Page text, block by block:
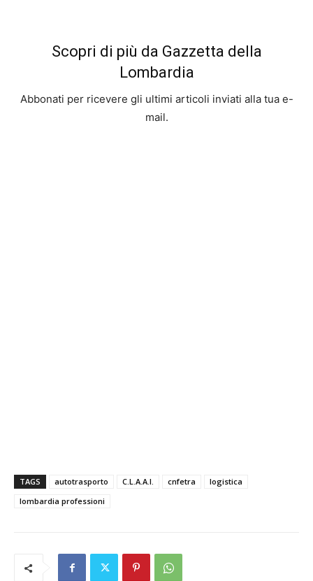
Scopri di più da Gazzetta della
Lombardia
Abbonati per ricevere gli ultimi articoli inviati alla tua e-
mail.
TAGS autotrasporto C.L.A.A.I. cnfetra
logistica
lombardia professioni